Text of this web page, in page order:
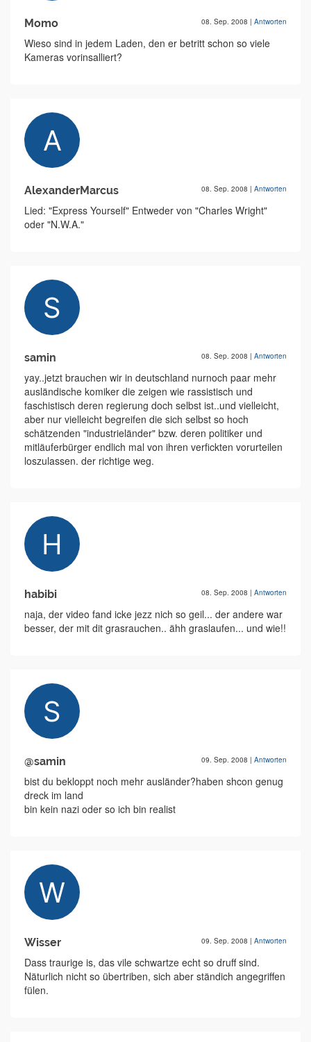
Momo 08. Sep. 2008 | Antworten
Wieso sind in jedem Laden, den er betritt schon so viele
Kameras vorinsalliert?
AlexanderMarcus 08. Sep. 2008 | Antworten
Lied: "Express Yourself" Entweder von "Charles Wright"
oder "N.W.A."
samin 08. Sep. 2008 | Antworten
yay..jetzt brauchen wir in deutschland nurnoch paar mehr
ausländische komiker die zeigen wie rassistisch und
faschistisch deren regierung doch selbst ist..und vielleicht,
aber nur vielleicht begreifen die sich selbst so hoch
schätzenden "industrieländer" bzw. deren politiker und
mitläuferbürger endlich mal von ihren verfickten vorurteilen
loszulassen. der richtige weg.
habibi 08. Sep. 2008 | Antworten
naja, der video fand icke jezz nich so geil... der andere war
besser, der mit dit grasrauchen.. ähh graslaufen... und wie!!
@samin 09. Sep. 2008 | Antworten
bist du bekloppt noch mehr ausländer?haben shcon genug
dreck im land
bin kein nazi oder so ich bin realist
Wisser 09. Sep. 2008 | Antworten
Dass traurige is, das vile schwartze echt so druff sind.
Näturlich nicht so übertriben, sich aber ständich angegriffen
fülen.